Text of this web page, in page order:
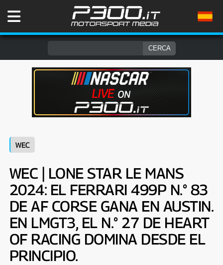
WEC
WEC | LONE STAR LE MANS
2024: EL FERRARI 499P N.° 83
DE AF CORSE GANA EN AUSTIN.
EN LMGT3, EL N.° 27 DE HEART
OF RACING DOMINA DESDE EL
PRINCIPIO.